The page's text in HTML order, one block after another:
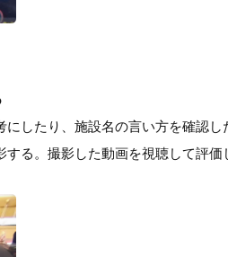
したり、施設名の言い方を確認し
る。撮影した動画を視聴して評価